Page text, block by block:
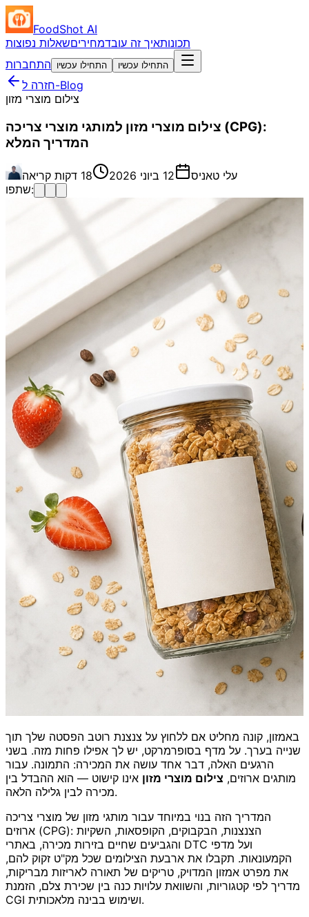
FoodShot AI
תכונותאיך זה עובדמחיריםשאלות נפוצות
התחברות
התחילו עכשיו התחילו עכשיו
חזרה ל-Blog
צילום מוצרי מזון
צילום מוצרי מזון למותגי מוצרי צריכה (CPG):
המדריך המלא
עלי טאניס 12 ביוני 2026
18 דקות קריאה
שתפו:
באמזון, קונה מחליט אם ללחוץ על צנצנת רוטב הפסטה שלך תוך
שנייה בערך. על מדף בסופרמרקט, יש לך אפילו פחות מזה. בשני
הרגעים האלה, דבר אחד עושה את המכירה: התמונה. עבור
מותגים ארוזים, צילום מוצרי מזון אינו קישוט — הוא ההבדל בין
מכירה לבין גלילה הלאה.
המדריך הזה בנוי במיוחד עבור מותגי מזון של מוצרי צריכה
ארוזים (CPG): הצנצנות, הבקבוקים, הקופסאות, השקיות
והגביעים שחיים בזירות מכירה, באתרי DTC ועל מדפי
הקמעונאות. תקבלו את ארבעת הצילומים שכל מק"ט זקוק להם,
את מפרט אמזון המדויק, טריקים של תאורה לאריזות מבריקות,
מדריך לפי קטגוריות, והשוואת עלויות כנה בין שכירת צלם, הזמנת
CGI ושימוש בבינה מלאכותית.